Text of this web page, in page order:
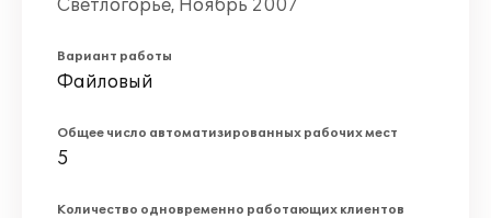
Светлогорье, Ноябрь 2007
Вариант работы
Файловый
Общее число автоматизированных рабочих мест
5
Количество одновременно работающих клиентов